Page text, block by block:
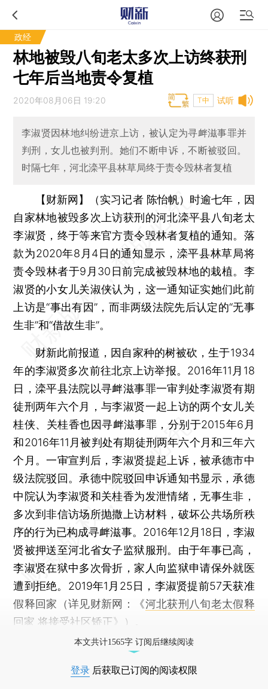
政经
林地被毁八旬老太多次上访终获刑
七年后当地责令复植
试听
2020年08月06日 19:20 T中
李淑贤因林地纠纷进京上访，被认定为寻衅滋事罪并
判刑，女儿也被判刑。她们不断申诉，不断被驳回。
时隔七年，河北滦平县林草局终于责令毁林者复植
【财新网】（实习记者 陈怡帆） 时逾七年，因
自家林地被毁多次上访获刑的河北滦平县八旬老太
李淑贤，终于等来官方责令毁林者复植的通知。落
款为2020年8月4日的通知显示，滦平县林草局将
责令毁林者于9月30日前完成被毁林地的栽植。李
淑贤的小女儿关淑侠认为，这一通知证实她们此前
上访是“事出有因”，而非两级法院先后认定的“无事
生非”和“借故生非”。
财新此前报道，因自家种的树被砍，生于1934
年的李淑贤多次前往北京上访举报。2016年11月18
日，滦平县法院以寻衅滋事罪一审判处李淑贤有期
徒刑两年六个月，与李淑贤一起上访的两个女儿关
桂侠、关桂香也因寻衅滋事罪，分别于2015年6月
和2016年11月被判处有期徒刑两年六个月和三年六
个月。一审宣判后，李淑贤提起上诉，被承德市中
级法院驳回。承德中院驳回申诉通知书显示，承德
中院认为李淑贤和关桂香为发泄情绪，无事生非，
多次到非信访场所抛撒上访材料，破坏公共场所秩
序的行为已构成寻衅滋事。2016年12月18日，李淑
贤被押送至河北省女子监狱服刑。由于年事已高，
李淑贤在狱中多次骨折，家人向监狱申请保外就医
遭到拒绝。2019年1月25日，李淑贤提前57天获准
假释回家（详见财新网：《河北获刑八旬老太假释
回家 将接受社区矫正》）。
本文共计1565字 订阅后继续阅读
登录 后获取已订阅的阅读权限